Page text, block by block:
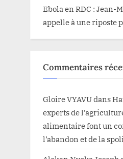
Ebola en RDC : Jean-
appelle à une riposte
Commentaires
Gloire VYAVUdans
experts de
alimentaire font un
l’abandon et de la